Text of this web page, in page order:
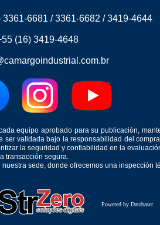
3361-6681 /3361-6682 /3419-4644
(16) 3419-4648
equipo aprobado para su publicación,
validada bajo la responsabilidad del
la seguridad y confiabilidad en la
transacción segura.
sede, donde ofrecemos una inspección
Powered by Databaser